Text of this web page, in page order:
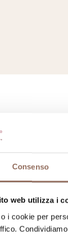
Consenso
web utilizza i
i cookie per